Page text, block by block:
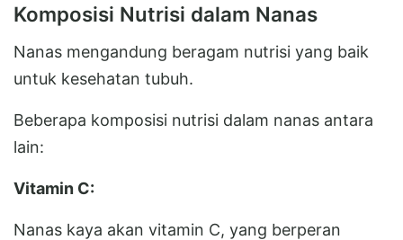
Komposisi Nutrisi dalam Nanas
Nanas mengandung beragam nutrisi yang baik
untuk kesehatan tubuh.
Beberapa komposisi nutrisi dalam nanas antara
lain:
Vitamin C:
Nanas kaya akan vitamin C, yang berperan